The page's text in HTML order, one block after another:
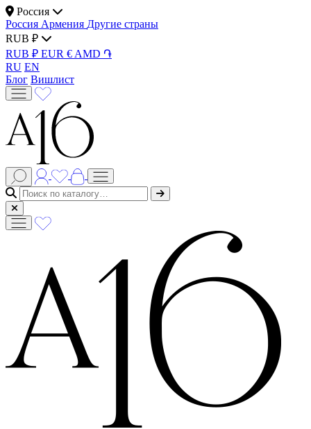
Россия
Россия Армения Другие страны
RUB ₽
RUB ₽ EUR € AMD ֏
RU EN
Блог Вишлист